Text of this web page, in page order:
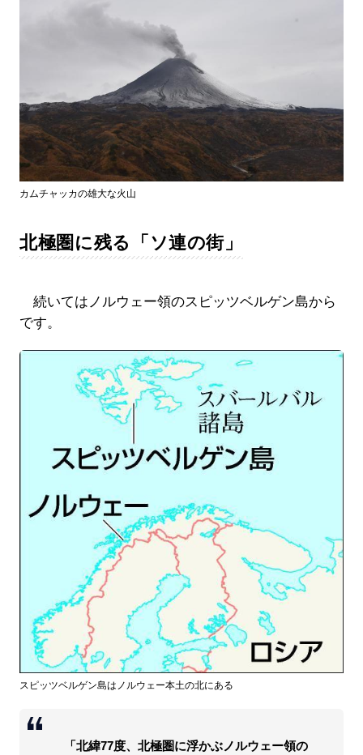
カムチャッカの雄大な火山
北極圏に残る「ソ連の街」
続いてはノルウェー領のスピッツベルゲン島から
です。
スピッツベルゲン島はノルウェー本土の北にある
「北緯77度、北極圏に浮かぶノルウェー領の